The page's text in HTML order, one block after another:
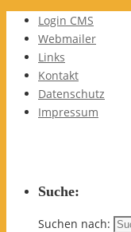
Login CMS
Webmailer
Links
Kontakt
Datenschutz
Impressum
Suche:
Suchen nach: